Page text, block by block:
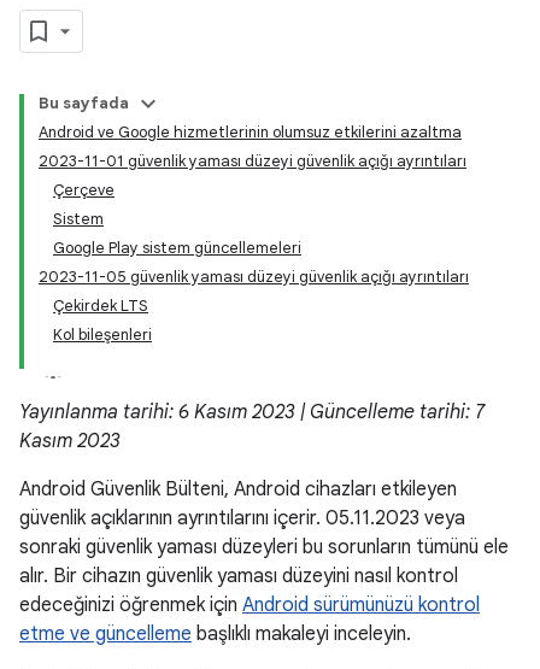
Bu sayfada
Android ve Google hizmetlerinin olumsuz etkilerini azaltma
2023-11-01 güvenlik yaması düzeyi güvenlik açığı ayrıntıları
Çerçeve
Sistem
Google Play sistem güncellemeleri
2023-11-05 güvenlik yaması düzeyi güvenlik açığı ayrıntıları
Çekirdek LTS
Kol bileşenleri
Yayınlanma tarihi: 6 Kasım 2023 | Güncelleme tarihi: 7
Kasım 2023
Android Güvenlik Bülteni, Android cihazları etkileyen
güvenlik açıklarının ayrıntılarını içerir. 05.11.2023 veya
sonraki güvenlik yaması düzeyleri bu sorunların tümünü ele
alır. Bir cihazın güvenlik yaması düzeyini nasıl kontrol
edeceğinizi öğrenmek için Android sürümünüzü kontrol
etme ve güncelleme başlıklı makaleyi inceleyin.